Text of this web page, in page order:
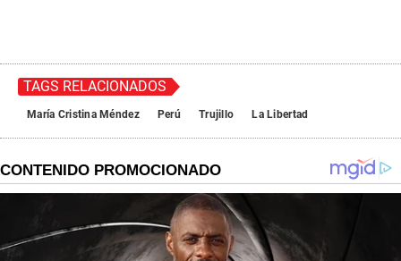
TAGS RELACIONADOS
María Cristina Méndez Perú Trujillo La Libertad